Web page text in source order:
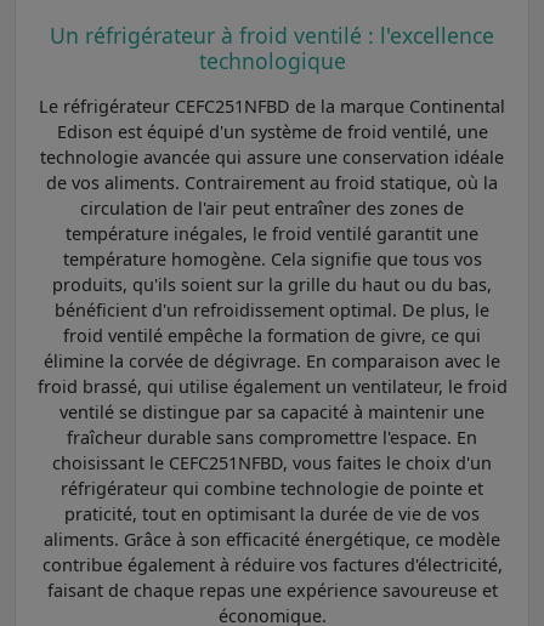
Un réfrigérateur à froid ventilé : l'excellence
technologique
Le réfrigérateur CEFC251NFBD de la marque Continental
Edison est équipé d'un système de froid ventilé, une
technologie avancée qui assure une conservation idéale
de vos aliments. Contrairement au froid statique, où la
circulation de l'air peut entraîner des zones de
température inégales, le froid ventilé garantit une
température homogène. Cela signifie que tous vos
produits, qu'ils soient sur la grille du haut ou du bas,
bénéficient d'un refroidissement optimal. De plus, le
froid ventilé empêche la formation de givre, ce qui
élimine la corvée de dégivrage. En comparaison avec le
froid brassé, qui utilise également un ventilateur, le froid
ventilé se distingue par sa capacité à maintenir une
fraîcheur durable sans compromettre l'espace. En
choisissant le CEFC251NFBD, vous faites le choix d'un
réfrigérateur qui combine technologie de pointe et
praticité, tout en optimisant la durée de vie de vos
aliments. Grâce à son efficacité énergétique, ce modèle
contribue également à réduire vos factures d'électricité,
faisant de chaque repas une expérience savoureuse et
économique.